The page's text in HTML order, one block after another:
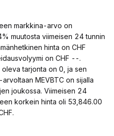
markkina-arvo on
muutosta viimeisen 24 tunnin
hinta on CHF
on CHF --.
tarjonta on 0, ja sen
MEVBTC on sijalla
joukossa. Viimeisen 24
korkein hinta oli 53,846.00